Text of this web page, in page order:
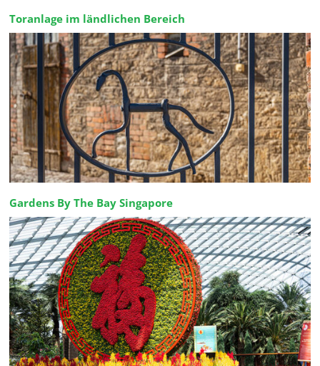
Toranlage im ländlichen Bereich
Gardens By The Bay Singapore